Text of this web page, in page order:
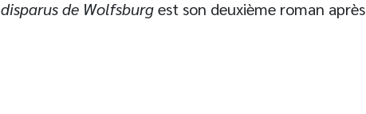
disparus de Wolfsburgest son deuxième roman après